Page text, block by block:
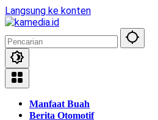
Langsung ke konten
Manfaat Buah
Berita Otomotif